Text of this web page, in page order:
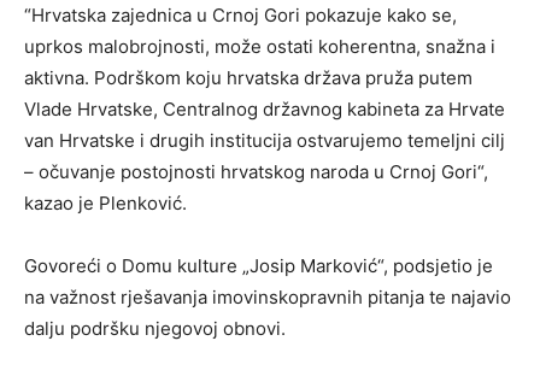
“Hrvatska zajednica u Crnoj Gori pokazuje kako se,
uprkos malobrojnosti, može ostati koherentna, snažna i
aktivna. Podrškom koju hrvatska država pruža putem
Vlade Hrvatske, Centralnog državnog kabineta za Hrvate
van Hrvatske i drugih institucija ostvarujemo temeljni cilj
– očuvanje postojnosti hrvatskog naroda u Crnoj Gori“,
kazao je Plenković.
Govoreći o Domu kulture „Josip Marković“, podsjetio je
na važnost rješavanja imovinskopravnih pitanja te najavio
dalju podršku njegovoj obnovi.